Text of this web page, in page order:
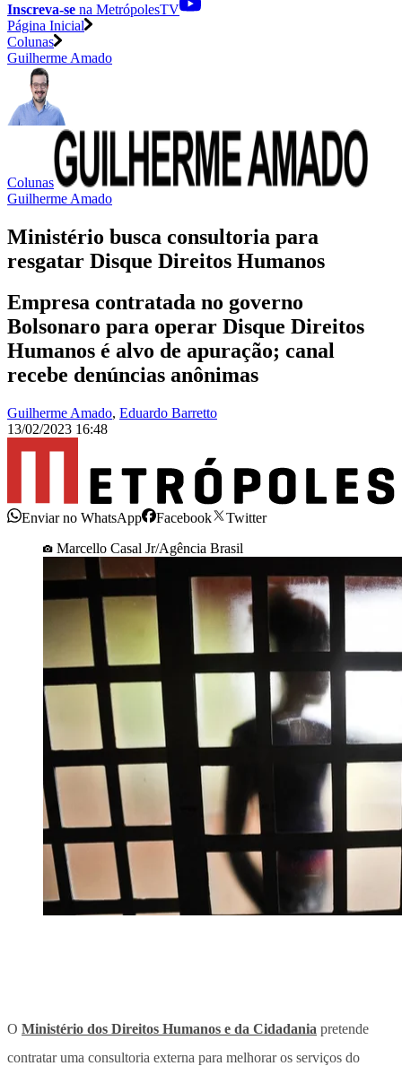
Inscreva-se na MetrópolesTV
Página Inicial
Colunas
Guilherme Amado
Colunas
Guilherme Amado
Ministério busca consultoria para
resgatar Disque Direitos Humanos
Empresa contratada no governo
Bolsonaro para operar Disque Direitos
Humanos é alvo de apuração; canal
recebe denúncias anônimas
Guilherme Amado, Eduardo Barretto
13/02/2023 16:48
Enviar no WhatsApp Facebook
Twitter
Marcello Casal Jr/Agência Brasil
O Ministério dos Direitos Humanos e da Cidadania pretende
contratar uma consultoria externa para melhorar os serviços do